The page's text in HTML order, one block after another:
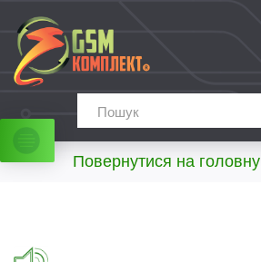
Повернутися на головну